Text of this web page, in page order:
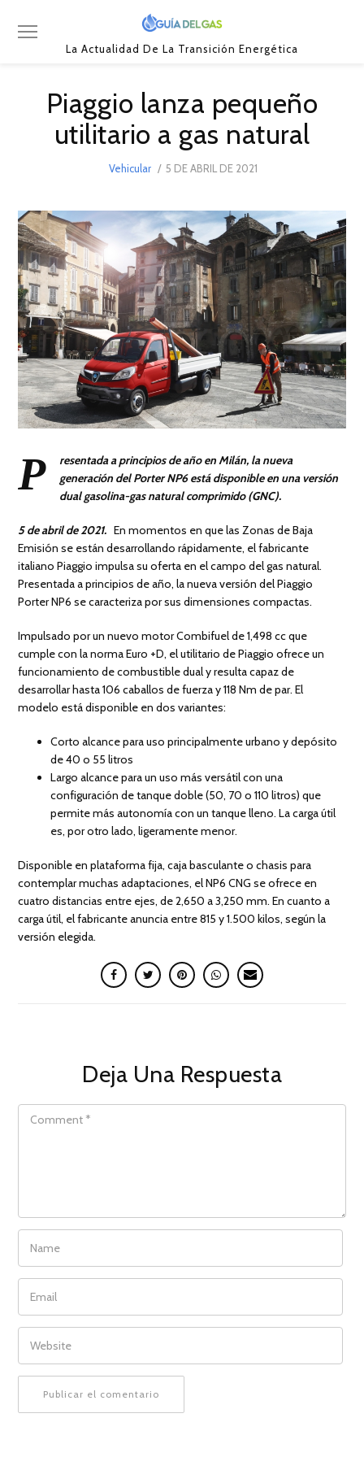
La Actualidad De La Transición Energética
Piaggio lanza pequeño
utilitario a gas natural
Vehicular
POSTED
5 DE ABRIL DE 2021
DE
2021
P
resentada a principios de año en Milán, la nueva
generación del Porter NP6 está disponible en una versión
dual gasolina-gas natural comprimido (GNC).
5 de abril de 2021. En momentos en que las Zonas de Baja
Emisión se están desarrollando rápidamente, el fabricante
italiano Piaggio impulsa su oferta en el campo del gas natural.
Presentada a principios de año, la nueva versión del Piaggio
Porter NP6 se ​​caracteriza por sus dimensiones compactas.
Impulsado por un nuevo motor Combifuel de 1,498 cc que
cumple con la norma Euro +D, el utilitario de Piaggio ofrece un
funcionamiento de combustible dual y resulta capaz de
desarrollar hasta 106 caballos de fuerza y ​​118 Nm de par. El
modelo está disponible en dos variantes:
Corto alcance para uso principalmente urbano y depósito
de 40 o 55 litros
Largo alcance para un uso más versátil con una
configuración de tanque doble (50, 70 o 110 litros) que
permite más autonomía con un tanque lleno. La carga útil
es, por otro lado, ligeramente menor.
Disponible en plataforma fija, caja basculante o chasis para
contemplar muchas adaptaciones, el NP6 CNG se ofrece en
cuatro distancias entre ejes, de 2,650 a 3,250 mm. En cuanto a
carga útil, el fabricante anuncia entre 815 y 1.500 kilos, según la
versión elegida.
Deja Una Respuesta
COMMENT
NAME
EMAIL
WEBSITE